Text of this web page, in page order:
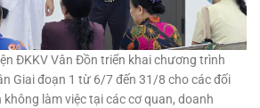
ĐKKV Vân Đồn triển khai chương trình
Giai đoạn 1 từ 6/7 đến 31/8 cho các đối
làm việc tại các cơ quan, doanh